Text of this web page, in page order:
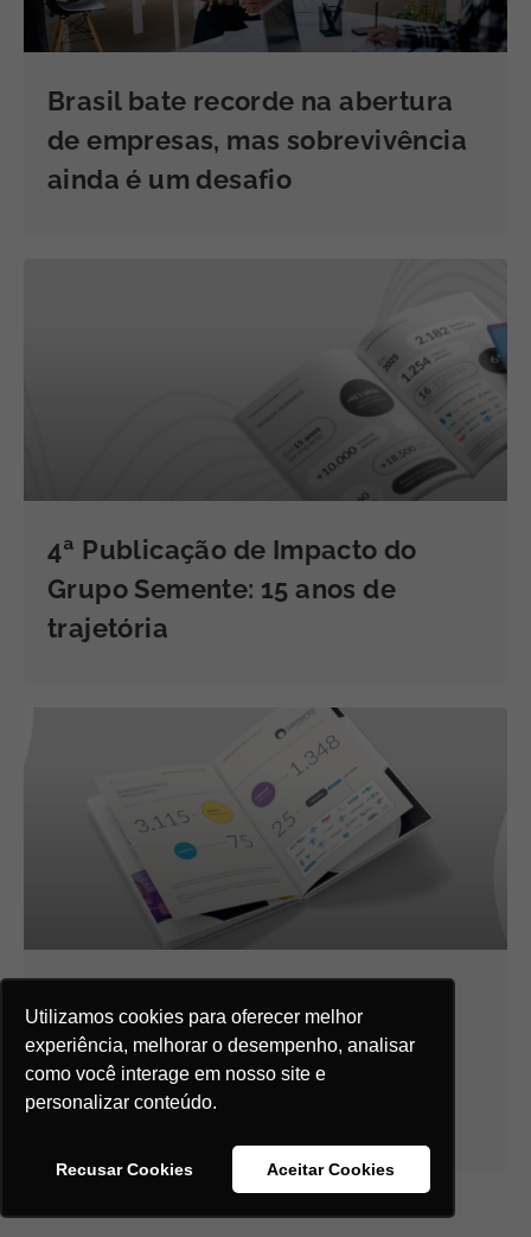
Utilizamos cookies para oferecer melhor
experiência, melhorar o desempenho, analisar
como você interage em nosso site e
personalizar conteúdo.
Recusar Cookies Aceitar Cookies
Brasil bate recorde na abertura
de empresas, mas sobrevivência
ainda é um desafio
4ª Publicação de Impacto do
Grupo Semente: 15 anos de
trajetória
Grupo Semente: aprendizados,
territórios e a mensuração da
transformação